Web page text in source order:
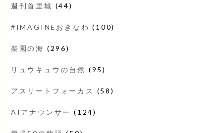
週刊首里城 (44)
#IMAGINEおきなわ (100)
楽園の海 (296)
リュウキュウの自然 (95)
アスリートフォーカス (58)
AIアナウンサー (124)